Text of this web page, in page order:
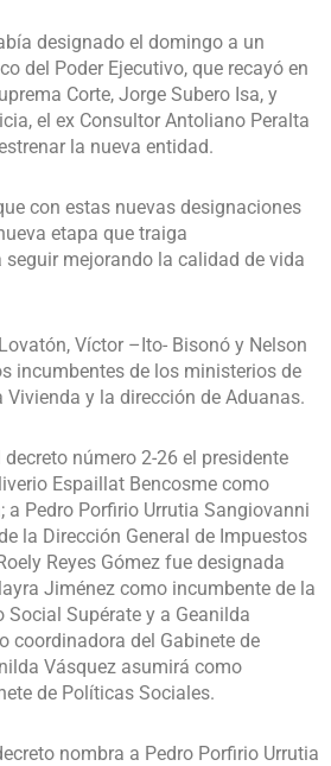
designado el domingo a un
del Poder Ejecutivo, que recayó en
Corte, Jorge Subero Isa, y
el ex Consultor Antoliano Peralta
la nueva entidad.
con estas nuevas designaciones
etapa que traiga
mejorando la calidad de vida
Víctor –Ito- Bisonó y Nelson
incumbentes de los ministerios de
Vivienda y la dirección de Aduanas.
número 2-26 el presidente
Espaillat Bencosme como
a Pedro Porfirio Urrutia Sangiovanni
la Dirección General de Impuestos
Reyes Gómez fue designada
Jiménez como incumbente de la
Social Supérate y a Geanilda
coordinadora del Gabinete de
Vásquez asumirá como
de Políticas Sociales.
nombra a Pedro Porfirio Urrutia